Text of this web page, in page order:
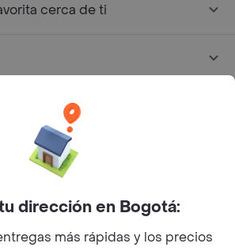
cerca de ti
Facebook
Twitter
Instagram
Inc. All rights reserved.
dirección en Bogotá:
más rápidas y los precios